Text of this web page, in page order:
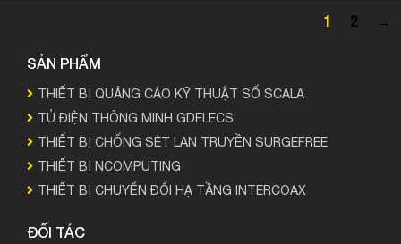
1 2 →
SẢN PHẨM
THIẾT BỊ QUẢNG CÁO KỸ THUẬT SỐ SCALA
TỦ ĐIỆN THÔNG MINH GDELECS
THIẾT BỊ CHỐNG SÉT LAN TRUYỀN SURGEFREE
THIẾT BỊ NCOMPUTING
THIẾT BỊ CHUYỂN ĐỔI HẠ TẦNG INTERCOAX
ĐỐI TÁC